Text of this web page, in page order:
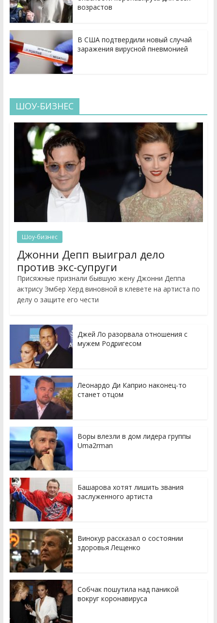
возрастов
В США подтвердили новый случай
заражения вирусной пневмонией
ШОУ-БИЗНЕС
Шоу-бизнес
Джонни Депп выиграл дело
против экс-супруги
Присяжные признали бывшую жену Джонни Деппа
актрису Эмбер Херд виновной в клевете на артиста по
делу о защите его чести
Джей Ло разорвала отношения с
мужем Родригесом
Леонардо Ди Каприо наконец-то
станет отцом
Воры влезли в дом лидера группы
Uma2rman
Башарова хотят лишить звания
заслуженного артиста
Винокур рассказал о состоянии
здоровья Лещенко
Собчак пошутила над паникой
вокруг коронавируса